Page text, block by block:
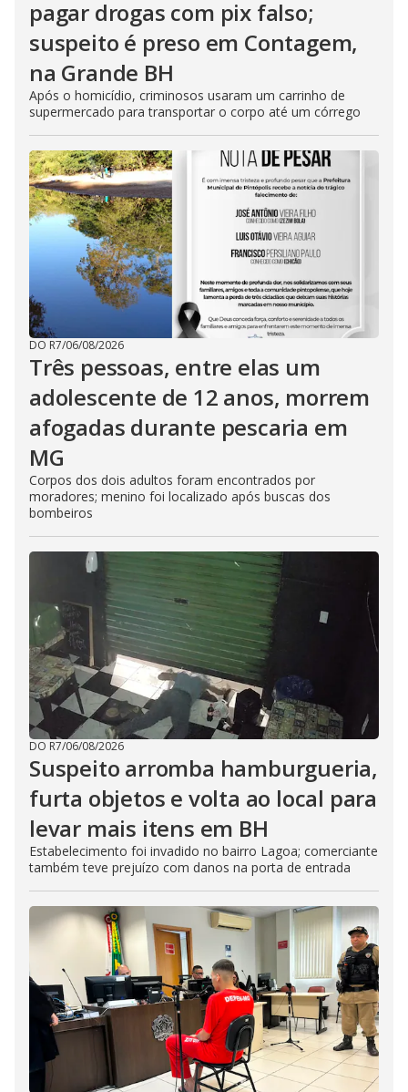
pagar drogas com pix falso;
suspeito é preso em Contagem,
na Grande BH
Após o homicídio, criminosos usaram um carrinho de
supermercado para transportar o corpo até um córrego
DO R7/06/08/2026
Três pessoas, entre elas um
adolescente de 12 anos, morrem
afogadas durante pescaria em
MG
Corpos dos dois adultos foram encontrados por
moradores; menino foi localizado após buscas dos
bombeiros
DO R7/06/08/2026
Suspeito arromba hamburgueria,
furta objetos e volta ao local para
levar mais itens em BH
Estabelecimento foi invadido no bairro Lagoa; comerciante
também teve prejuízo com danos na porta de entrada